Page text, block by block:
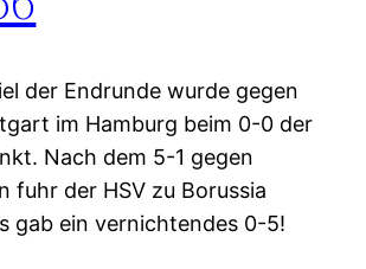
der Endrunde wurde gegen
im Hamburg beim 0-0 der
Nach dem 5-1 gegen
fuhr der HSV zu Borussia
gab ein vernichtendes 0-5!